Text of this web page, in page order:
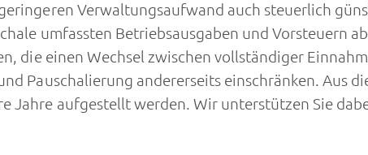
Verwaltungsaufwand auch steuerlich
umfassten Betriebsausgaben und Vorsteuern
die einen Wechsel zwischen vollständiger
Pauschalierung andererseits einschränken. Aus
Jahre aufgestellt werden. Wir unterstützen Sie